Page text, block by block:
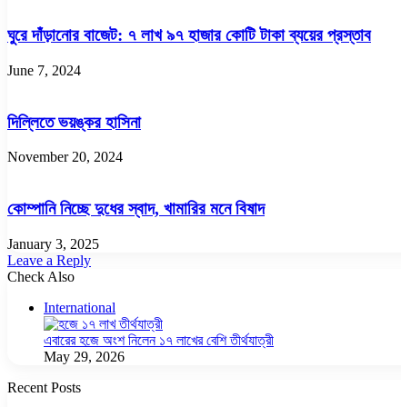
ঘুরে দাঁড়ানোর বাজেট: ৭ লাখ ৯৭ হাজার কোটি টাকা ব্যয়ের প্রস্তাব
June 7, 2024
দিল্লিতে ভয়ঙ্কর হাসিনা
November 20, 2024
কোম্পানি নিচ্ছে দুধের স্বাদ, খামারির মনে বিষাদ
January 3, 2025
Leave a Reply
Check Also
International
এবারের হজে অংশ নিলেন ১৭ লাখের বেশি তীর্থযাত্রী
May 29, 2026
Recent Posts